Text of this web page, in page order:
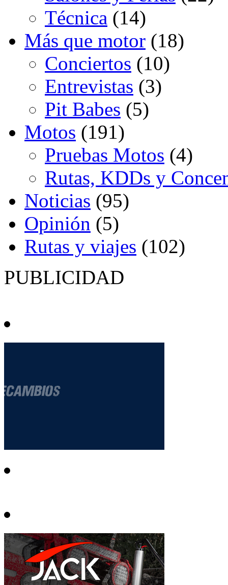
Técnica (14)
Más que motor (18)
Conciertos (10)
Entrevistas (3)
Pit Babes (5)
Motos (191)
Pruebas Motos (4)
Rutas, KDDs y
Noticias (95)
Opinión (5)
Rutas y viajes (102)
PUBLICIDAD